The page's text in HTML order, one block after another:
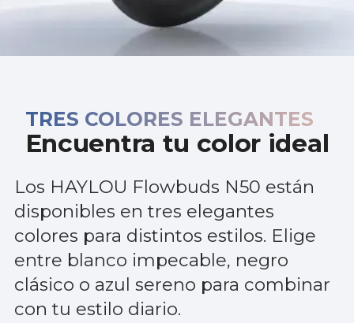
TRES COLORES ELEGANTES
Encuentra tu color ideal
Los HAYLOU Flowbuds N50 están
disponibles en tres elegantes
colores para distintos estilos. Elige
entre blanco impecable, negro
clásico o azul sereno para combinar
con tu estilo diario.